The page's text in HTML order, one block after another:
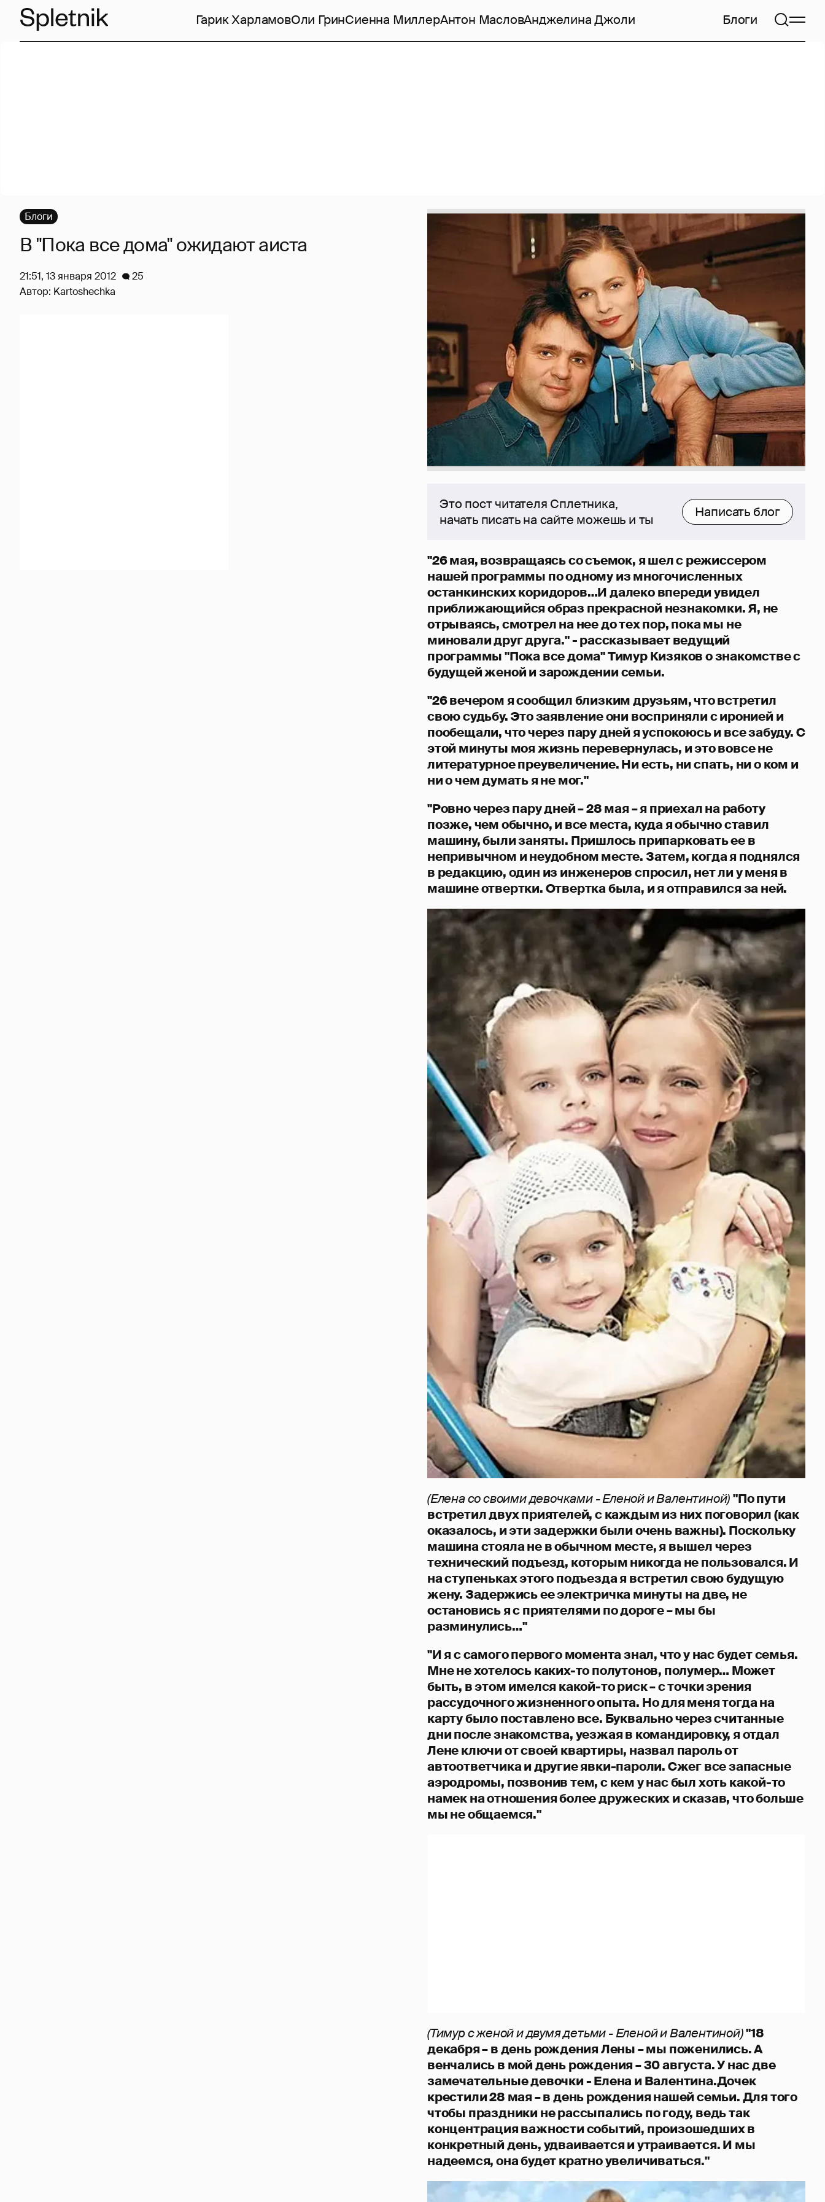
Гарик ХарламовОли ГринСиенна МиллерАнтон МасловАнджелина Джоли Блоги
Это пост читателя Сплетника,
начать писать на сайте можешь и ты
Написать блог
"26 мая, возвращаясь со съемок, я шел с режиссером
нашей программы по одному из многочисленных
останкинских коридоров…И далеко впереди увидел
приближающийся образ прекрасной незнакомки. Я, не
отрываясь, смотрел на нее до тех пор, пока мы не
миновали друг друга." - рассказывает ведущий
программы "Пока все дома" Тимур Кизяков о знакомстве с
будущей женой и зарождении семьи.
"26 вечером я сообщил близким друзьям, что встретил
свою судьбу. Это заявление они восприняли с иронией и
пообещали, что через пару дней я успокоюсь и все забуду. С
этой минуты моя жизнь перевернулась, и это вовсе не
литературное преувеличение. Ни есть, ни спать, ни о ком и
ни о чем думать я не мог."
"Ровно через пару дней – 28 мая – я приехал на работу
позже, чем обычно, и все места, куда я обычно ставил
машину, были заняты. Пришлось припарковать ее в
непривычном и неудобном месте. Затем, когда я поднялся
в редакцию, один из инженеров спросил, нет ли у меня в
машине отвертки. Отвертка была, и я отправился за ней.
(Елена со своими девочками - Еленой и Валентиной)"По пути
встретил двух приятелей, с каждым из них поговорил (как
оказалось, и эти задержки были очень важны). Поскольку
машина стояла не в обычном месте, я вышел через
технический подъезд, которым никогда не пользовался. И
на ступеньках этого подъезда я встретил свою будущую
жену. Задержись ее электричка минуты на две, не
остановись я с приятелями по дороге – мы бы
разминулись…"
"И я с самого первого момента знал, что у нас будет семья.
Мне не хотелось каких-то полутонов, полумер… Может
быть, в этом имелся какой-то риск – с точки зрения
рассудочного жизненного опыта. Но для меня тогда на
карту было поставлено все. Буквально через считанные
дни после знакомства, уезжая в командировку, я отдал
Лене ключи от своей квартиры, назвал пароль от
автоответчика и другие явки-пароли. Сжег все запасные
аэродромы, позвонив тем, с кем у нас был хоть какой-то
намек на отношения более дружеских и сказав, что больше
мы не общаемся."
(Тимур с женой и двумя детьми - Еленой и Валентиной)"18
декабря – в день рождения Лены – мы поженились. А
венчались в мой день рождения – 30 августа. У нас две
замечательные девочки - Елена и Валентина.Дочек
крестили 28 мая – в день рождения нашей семьи. Для того
чтобы праздники не рассыпались по году, ведь так
концентрация важности событий, произошедших в
конкретный день, удваивается и утраивается. И мы
надеемся, она будет кратно увеличиваться."
Блоги
В "Пока все дома" ожидают аиста
21:51, 13 января 2012
25
Автор: Kartoshechka